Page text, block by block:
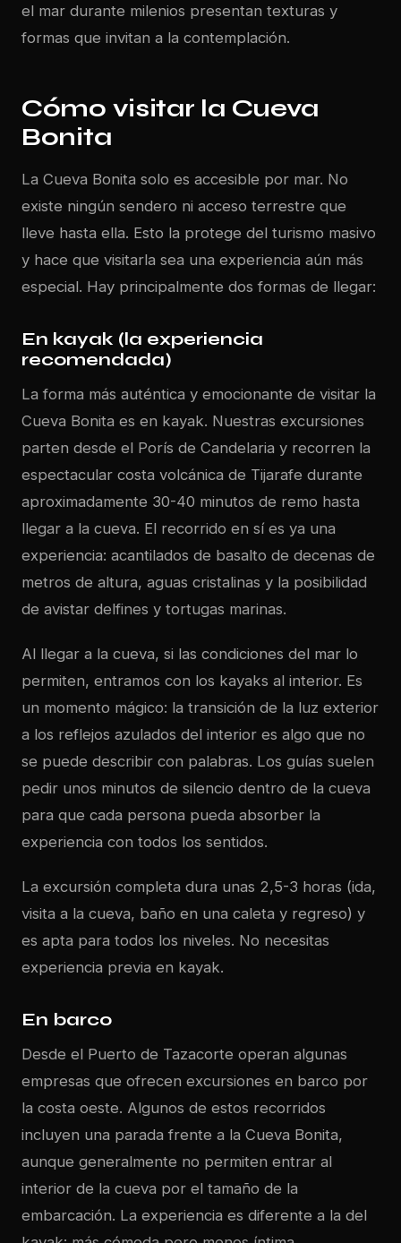
el mar durante milenios presentan texturas y
formas que invitan a la contemplación.
Cómo visitar la Cueva
Bonita
La Cueva Bonita solo es accesible por mar. No
existe ningún sendero ni acceso terrestre que
lleve hasta ella. Esto la protege del turismo masivo
y hace que visitarla sea una experiencia aún más
especial. Hay principalmente dos formas de llegar:
En kayak (la experiencia
recomendada)
La forma más auténtica y emocionante de visitar la
Cueva Bonita es en kayak. Nuestras excursiones
parten desde el Porís de Candelaria y recorren la
espectacular costa volcánica de Tijarafe durante
aproximadamente 30-40 minutos de remo hasta
llegar a la cueva. El recorrido en sí es ya una
experiencia: acantilados de basalto de decenas de
metros de altura, aguas cristalinas y la posibilidad
de avistar delfines y tortugas marinas.
Al llegar a la cueva, si las condiciones del mar lo
permiten, entramos con los kayaks al interior. Es
un momento mágico: la transición de la luz exterior
a los reflejos azulados del interior es algo que no
se puede describir con palabras. Los guías suelen
pedir unos minutos de silencio dentro de la cueva
para que cada persona pueda absorber la
experiencia con todos los sentidos.
La excursión completa dura unas 2,5-3 horas (ida,
visita a la cueva, baño en una caleta y regreso) y
es apta para todos los niveles. No necesitas
experiencia previa en kayak.
En barco
Desde el Puerto de Tazacorte operan algunas
empresas que ofrecen excursiones en barco por
la costa oeste. Algunos de estos recorridos
incluyen una parada frente a la Cueva Bonita,
aunque generalmente no permiten entrar al
interior de la cueva por el tamaño de la
embarcación. La experiencia es diferente a la del